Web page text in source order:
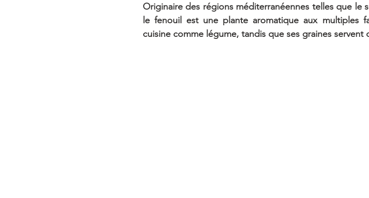
Originaire des régions méditerranéennes telles que le
le fenouil est une plante aromatique aux multiples
cuisine comme légume, tandis que ses graines servent